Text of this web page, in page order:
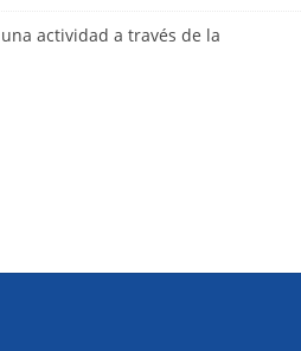
actividad a través de la